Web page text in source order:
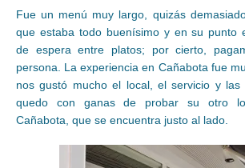
Fue un menú muy largo, quizás
que estaba todo buenísimo y en su punto
de espera entre platos; por cierto,
persona. La experiencia en Cañabota fue
nos gustó mucho el local, el servicio y las
quedo con ganas de probar su otro
Cañabota, que se encuentra justo al lado.